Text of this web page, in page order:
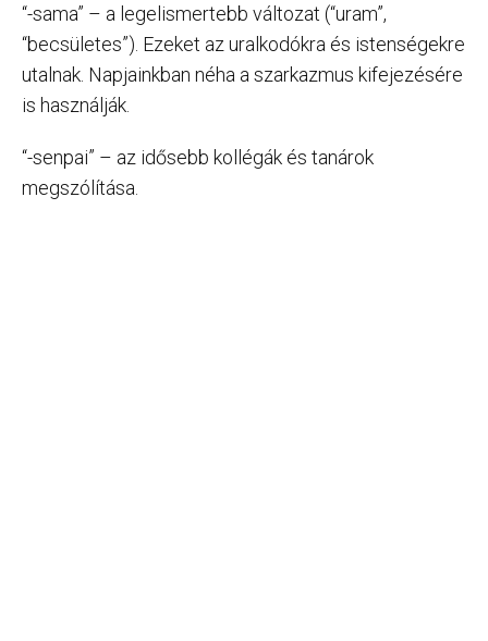
“-sama” – a legelismertebb változat (“uram”,
“becsületes”). Ezeket az uralkodókra és istenségekre
utalnak. Napjainkban néha a szarkazmus kifejezésére
is használják.
“-senpai” – az idősebb kollégák és tanárok
megszólítása.